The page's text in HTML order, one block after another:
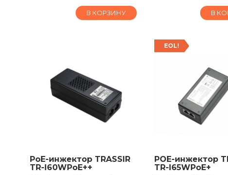
В КОРЗИНУ В
PoE-инжектор TRASSIR
TR-I60WPoE++
EOL!
POE-инжектор
TR-I65WPoE+